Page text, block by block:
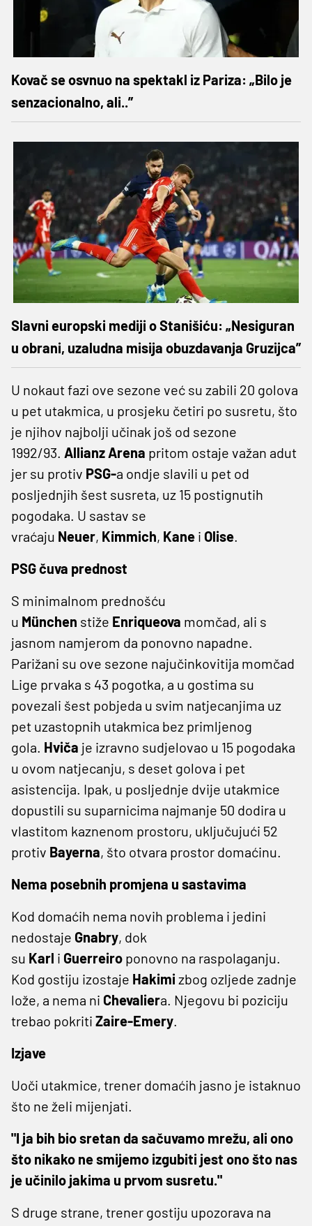
Kovač se osvnuo na spektakl iz Pariza: „Bilo je
senzacionalno, ali..”
Slavni europski mediji o Stanišiću: „Nesiguran
u obrani, uzaludna misija obuzdavanja Gruzijca”
U nokaut fazi ove sezone već su zabili 20 golova
u pet utakmica, u prosjeku četiri po susretu, što
je njihov najbolji učinak još od sezone
1992/93. Allianz Arena pritom ostaje važan adut
jer su protiv PSG-a ondje slavili u pet od
posljednjih šest susreta, uz 15 postignutih
pogodaka. U sastav se
vraćaju Neuer, Kimmich, Kane i Olise.
PSG čuva prednost
S minimalnom prednošću
u München stiže Enriqueova momčad, ali s
jasnom namjerom da ponovno napadne.
Parižani su ove sezone najučinkovitija momčad
Lige prvaka s 43 pogotka, a u gostima su
povezali šest pobjeda u svim natjecanjima uz
pet uzastopnih utakmica bez primljenog
gola. Hviča je izravno sudjelovao u 15 pogodaka
u ovom natjecanju, s deset golova i pet
asistencija. Ipak, u posljednje dvije utakmice
dopustili su suparnicima najmanje 50 dodira u
vlastitom kaznenom prostoru, uključujući 52
protiv Bayerna, što otvara prostor domaćinu.
Nema posebnih promjena u sastavima
Kod domaćih nema novih problema i jedini
nedostaje Gnabry, dok
su Karl i Guerreiro ponovno na raspolaganju.
Kod gostiju izostaje Hakimi zbog ozljede zadnje
lože, a nema ni Chevaliera. Njegovu bi poziciju
trebao pokriti Zaire-Emery.
Izjave
Uoči utakmice, trener domaćih jasno je istaknuo
što ne želi mijenjati.
"I ja bih bio sretan da sačuvamo mrežu, ali ono
što nikako ne smijemo izgubiti jest ono što nas
je učinilo jakima u prvom susretu."
S druge strane, trener gostiju upozorava na